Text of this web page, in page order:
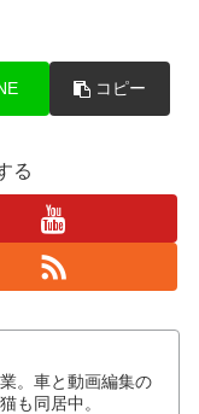
コピー
る
。車と動画編集の
も同居中。